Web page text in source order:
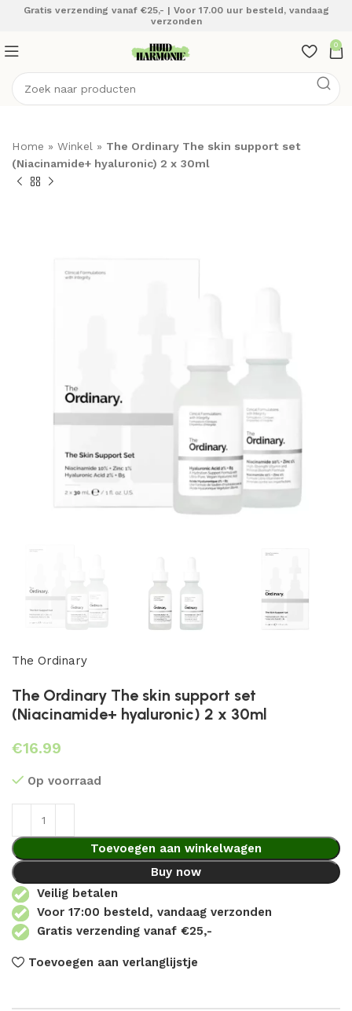
Gratis verzending vanaf €25,- | Voor 17.00 uur besteld, vandaag
verzonden
0
Home » Winkel » The Ordinary The skin support set
(Niacinamide+ hyaluronic) 2 x 30ml
The Ordinary
The Ordinary The skin support set
(Niacinamide+ hyaluronic) 2 x 30ml
€
Op voorraad
Toevoegen aan winkelwagen
Buy now
Veilig betalen
Voor 17:00 besteld, vandaag verzonden
Gratis verzending vanaf €25,-
Toevoegen aan verlanglijstje